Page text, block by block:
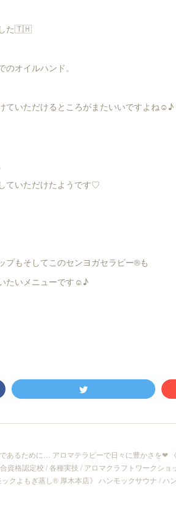
した🇹🇭
オイルハンド。
ていただけるところがまたいいですよね☺︎♪
ていただけたようです♡
プもそしてこのセンヨガセラピー®︎も
たいメニューです☺︎♪
あるために… アロマテラピーで日々に豊かさを❤︎
資格認定校 / 各種実技 / アロマクラフトワークシ
ックよもぎ蒸し® 厚木本店》 ハンモックサウナ / ハ